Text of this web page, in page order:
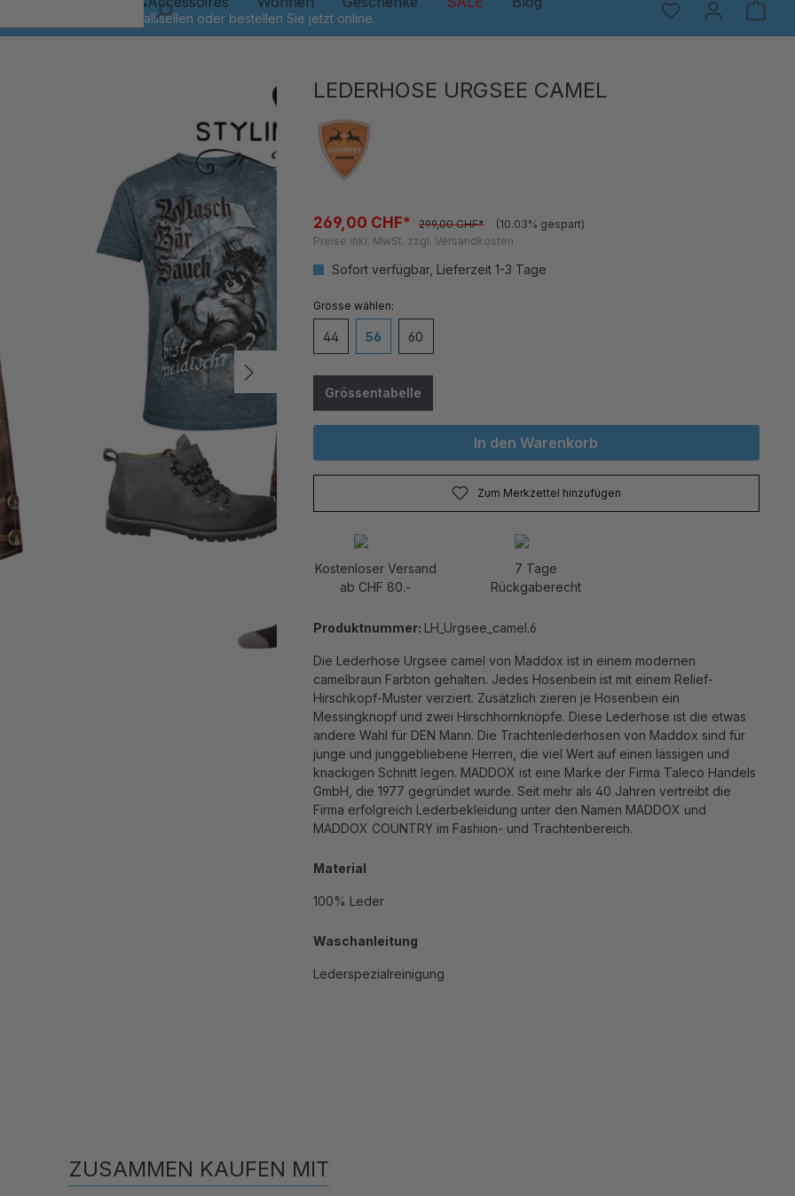
LEDERHOSE URGSEE CAMEL
269,00 CHF* 299,00 CHF*
(10.03% gespart)
Preise inkl. MwSt. zzgl. Versandkosten
Sofort verfügbar, Lieferzeit 1-3 Tage
Grösseauswählen
44 56 60
Grössentabelle
In den Warenkorb
Zum Merkzettel hinzufügen
Kostenloser Versand
ab CHF 80.-
7 Tage
Rückgaberecht
Produktnummer: LH_Urgsee_camel.6
Die Lederhose Urgsee camel von Maddox ist in einem modernen
camelbraun Farbton gehalten. Jedes Hosenbein ist mit einem Relief-
Hirschkopf-Muster verziert. Zusätzlich zieren je Hosenbein ein
Messingknopf und zwei Hirschhornknöpfe. Diese Lederhose ist die etwas
andere Wahl für DEN Mann. Die Trachtenlederhosen von Maddox sind für
junge und junggebliebene Herren, die viel Wert auf einen lässigen und
knackigen Schnitt legen. MADDOX ist eine Marke der Firma Taleco Handels
GmbH, die 1977 gegründet wurde. Seit mehr als 40 Jahren vertreibt die
Firma erfolgreich Lederbekleidung unter den Namen MADDOX und
MADDOX COUNTRY im Fashion- und Trachtenbereich.
Material
100% Leder
Waschanleitung
Lederspezialreinigung
ZUSAMMEN KAUFEN MIT